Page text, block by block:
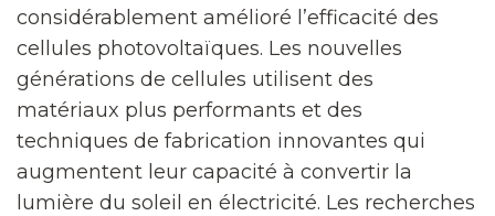
considérablement amélioré l’efficacité des
cellules photovoltaïques. Les nouvelles
générations de cellules utilisent des
matériaux plus performants et des
techniques de fabrication innovantes qui
augmentent leur capacité à convertir la
lumière du soleil en électricité. Les recherches